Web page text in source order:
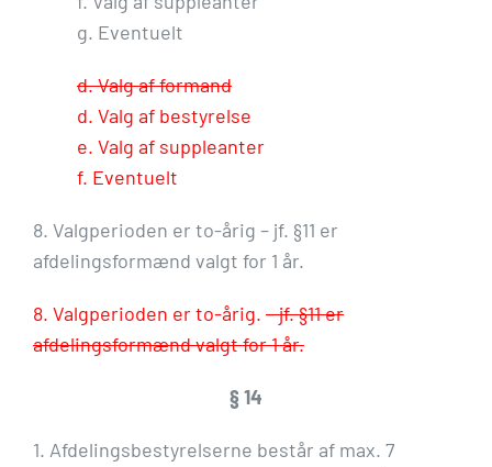
g. Eventuelt
d. Valg af formand
d. Valg af bestyrelse
e. Valg af suppleanter
f. Eventuelt
8. Valgperioden er to-årig – jf. §11 er
afdelingsformænd valgt for 1 år.
8. Valgperioden er to-årig. – jf. §11 er
afdelingsformænd valgt for 1 år.
§ 14
1. Afdelingsbestyrelserne består af max. 7